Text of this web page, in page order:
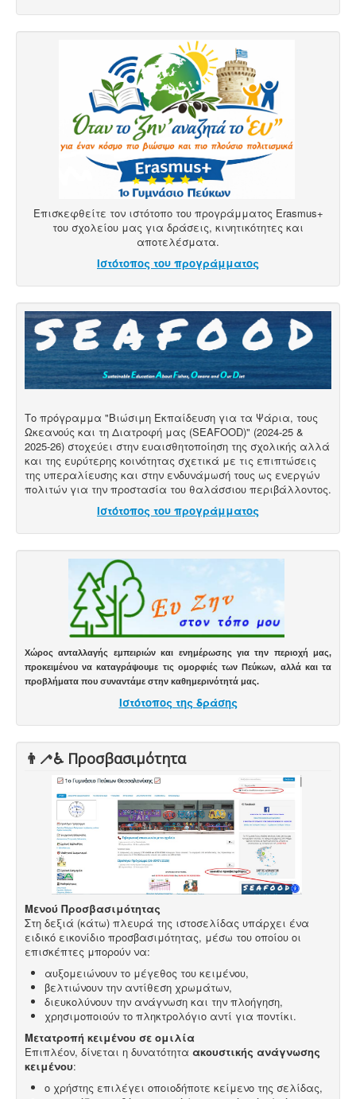
Επισκεφθείτε τον ιστότοπο του προγράμματος Erasmus+
του σχολείου μας για δράσεις, κινητικότητες και
αποτελέσματα.
Ιστότοπος του προγράμματος
Το πρόγραμμα "Βιώσιμη Εκπαίδευση για τα Ψάρια, τους
Ωκεανούς και τη Διατροφή μας (SEAFOOD)" (2024-25 &
2025-26) στοχεύει στην ευαισθητοποίηση της σχολικής αλλά
και της ευρύτερης κοινότητας σχετικά με τις επιπτώσεις
της υπεραλίευσης και στην ενδυνάμωσή τους ως ενεργών
πολιτών για την προστασία του θαλάσσιου περιβάλλοντος.
Ιστότοπος του προγράμματος
Χώρος ανταλλαγής εμπειριών και ενημέρωσης για την περιοχή μας,
προκειμένου να καταγράψουμε τις ομορφιές των Πεύκων, αλλά και τα
προβλήματα που συναντάμε στην καθημερινότητά μας.
Ιστότοπος της δράσης
👨‍🦯♿️ Προσβασιμότητα
Μενού Προσβασιμότητας
Στη δεξιά (κάτω) πλευρά της ιστοσελίδας υπάρχει ένα
ειδικό εικονίδιο προσβασιμότητας, μέσω του οποίου οι
επισκέπτες μπορούν να:
αυξομειώνουν το μέγεθος του κειμένου,
βελτιώνουν την αντίθεση χρωμάτων,
διευκολύνουν την ανάγνωση και την πλοήγηση,
χρησιμοποιούν το πληκτρολόγιο αντί για ποντίκι.
Μετατροπή κειμένου σε ομιλία
Επιπλέον, δίνεται η δυνατότητα ακουστικής ανάγνωσης
κειμένου:
ο χρήστης επιλέγει οποιοδήποτε κείμενο της σελίδας,